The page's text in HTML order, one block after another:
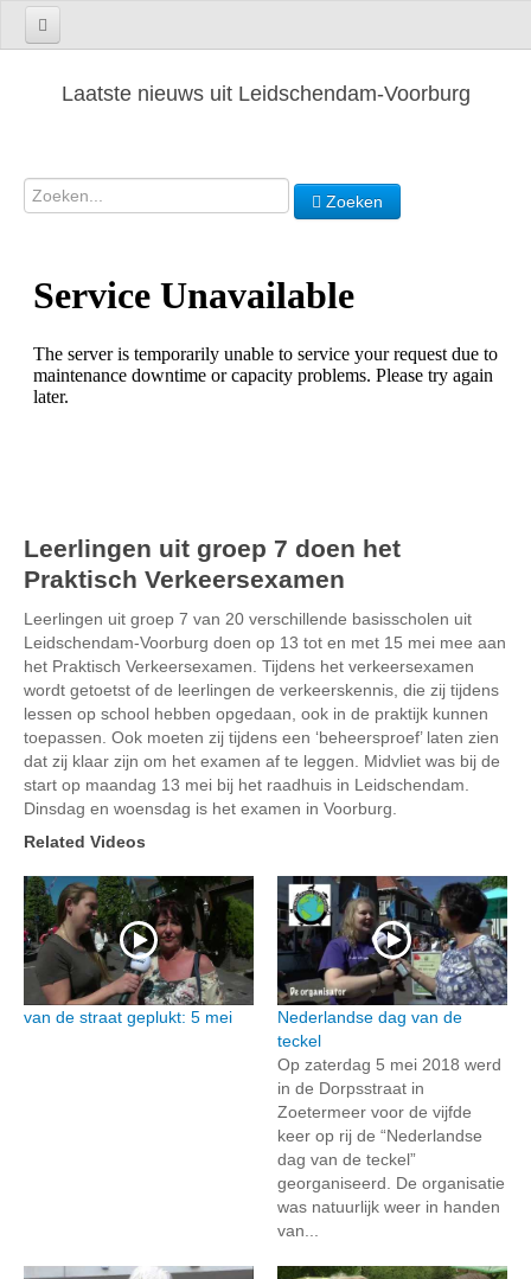
Laatste nieuws uit Leidschendam-Voorburg
Zoeken
Leerlingen uit groep 7 doen het
Praktisch Verkeersexamen
Leerlingen uit groep 7 van 20 verschillende basisscholen uit
Leidschendam-Voorburg doen op 13 tot en met 15 mei mee aan
het Praktisch Verkeersexamen. Tijdens het verkeersexamen
wordt getoetst of de leerlingen de verkeerskennis, die zij tijdens
lessen op school hebben opgedaan, ook in de praktijk kunnen
toepassen. Ook moeten zij tijdens een ‘beheersproef’ laten zien
dat zij klaar zijn om het examen af te leggen. Midvliet was bij de
start op maandag 13 mei bij het raadhuis in Leidschendam.
Dinsdag en woensdag is het examen in Voorburg.
Related Videos
van de straat geplukt: 5 mei
Nederlandse dag van de
teckel
Op zaterdag 5 mei 2018 werd
in de Dorpsstraat in
Zoetermeer voor de vijfde
keer op rij de “Nederlandse
dag van de teckel”
georganiseerd. De organisatie
was natuurlijk weer in handen
van...